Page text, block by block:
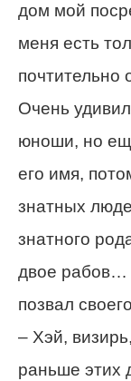
дом мой
меня есть
почтительно
Очень
юноши, но
его имя,
знатных
знатного
двое рабов…
позвал
– Хэй,
раньше этих